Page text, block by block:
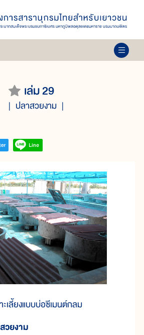
เล่ม 29
ปลาสวยงาม
ะเลี้ยงแบบบ่อซีเมนต์กลม
วยงาม